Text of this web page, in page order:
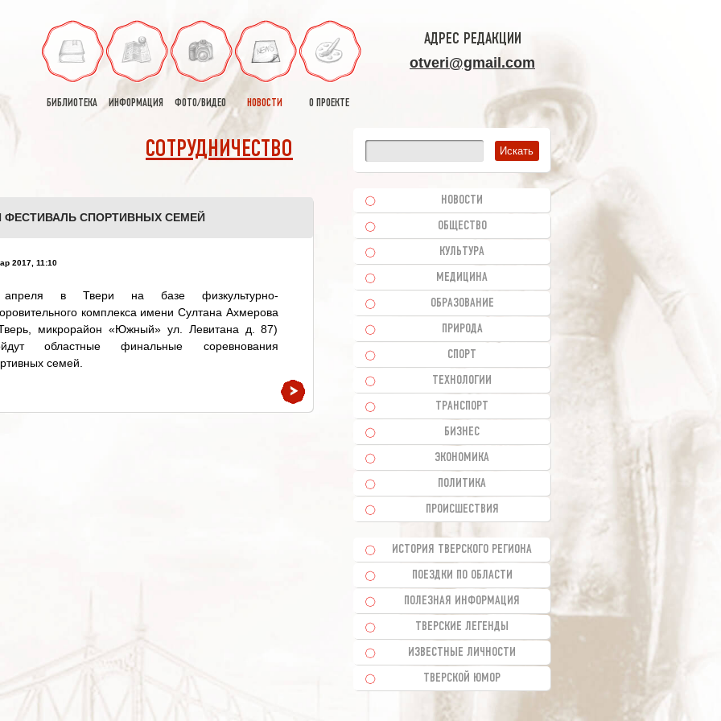
БИБЛИОТЕКА ИНФОРМАЦИЯ ФОТО/ВИДЕО НОВОСТИ О ПРОЕКТЕ
АДРЕС РЕДАКЦИИ
otveri@gmail.com
СОТРУДНИЧЕСТВО
ФЕСТИВАЛЬ СПОРТИВНЫХ СЕМЕЙ
2017, 11:10
в Твери на базе физкультурно-
комплекса имени Султана Ахмерова
микрорайон «Южный» ул. Левитана д. 87)
областные финальные соревнования
семей.
НОВОСТИ
ОБЩЕСТВО
КУЛЬТУРА
МЕДИЦИНА
ОБРАЗОВАНИЕ
ПРИРОДА
СПОРТ
ТЕХНОЛОГИИ
ТРАНСПОРТ
БИЗНЕС
ЭКОНОМИКА
ПОЛИТИКА
ПРОИСШЕСТВИЯ
ИСТОРИЯ ТВЕРСКОГО РЕГИОНА
ПОЕЗДКИ ПО ОБЛАСТИ
ПОЛЕЗНАЯ ИНФОРМАЦИЯ
ТВЕРСКИЕ ЛЕГЕНДЫ
ИЗВЕСТНЫЕ ЛИЧНОСТИ
ТВЕРСКОЙ ЮМОР